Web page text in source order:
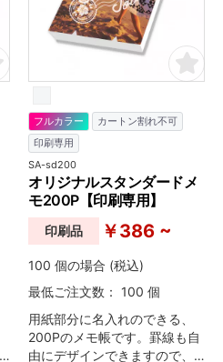
フルカラー
カートン割れ不可
印刷専用
SA-sd200
オリジナルスタンダードメ
モ200P【印刷専用】
印刷品 ￥386 ~
100 個の場合 (税込)
最低ご注文数： 100 個
用紙部分に名入れのできる、
200Pのメモ帳です。罫線も自
由にデザインできますので、